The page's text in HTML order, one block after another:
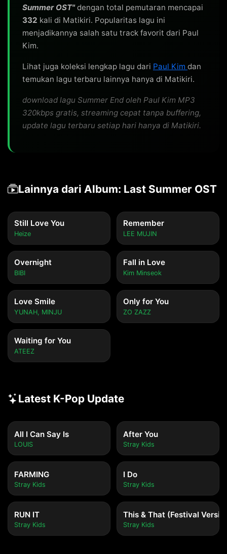
Summer OST"dengan total pemutaran mencapai
332 kali di Matikiri. Popularitas lagu ini
menjadikannya salah satu track favorit dari Paul
Kim.
Lihat juga koleksi lengkap lagu dari Paul Kim dan
temukan lagu terbaru lainnya hanya di Matikiri.
download lagu Summer End oleh Paul Kim MP3
320kbps gratis, streaming cepat tanpa buffering,
update lagu terbaru setiap hari hanya di Matikiri.
Lainnya dari Album: Last Summer OST
Still Love You
Heize
Remember
LEE MUJIN
Overnight
BIBI
Fall in Love
Kim Minseok
Love Smile
YUNAH, MINJU
Only for You
ZO ZAZZ
Waiting for You
ATEEZ
Latest K-Pop Update
All I Can Say Is
LOUIS
After You
Stray Kids
FARMING
Stray Kids
I Do
Stray Kids
RUN IT
Stray Kids
This & That (Festival
Stray Kids